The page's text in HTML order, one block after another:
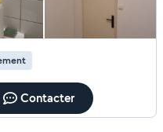
Contacter